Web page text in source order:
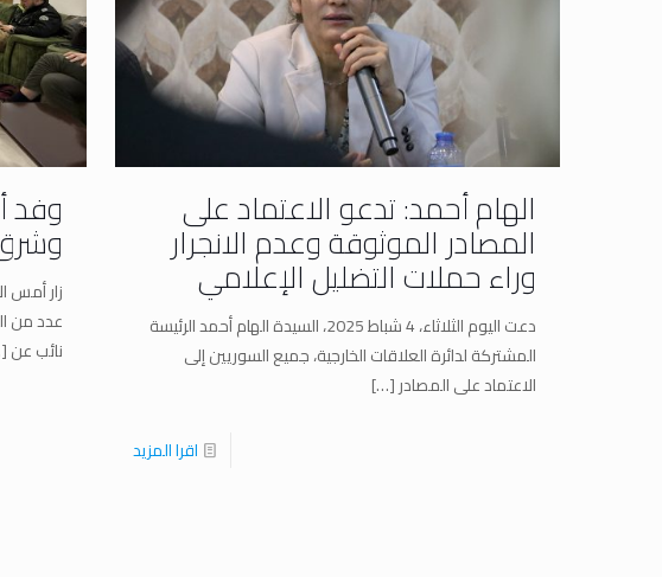
الهام أحمد: تدعو الاعتماد على
المصادر الموثوقة وعدم الانجرار
وراء حملات التضليل الإعلامي
دعت اليوم الثلاثاء، 4 شباط 2025، السيدة الهام أحمد الرئيسة
المشتركة لدائرة العلاقات الخارجية، جميع السوريين إلى
الاعتماد على المصادر[…]
اقرا المزيد
وفد
عدد من
نائب عن